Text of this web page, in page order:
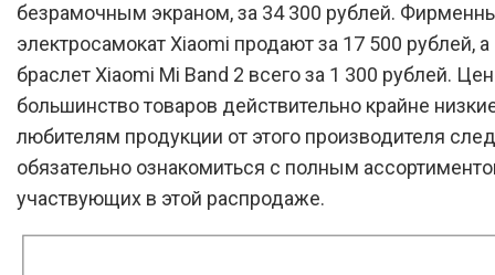
безрамочным экраном, за 34 300 рублей.
электросамокат Xiaomi продают за 17 500 рублей,
браслет Xiaomi Mi Band 2 всего за 1 300 рублей.
большинство товаров действительно крайне
любителям продукции от этого производителя
обязательно ознакомиться с полным
участвующих в этой распродаже.